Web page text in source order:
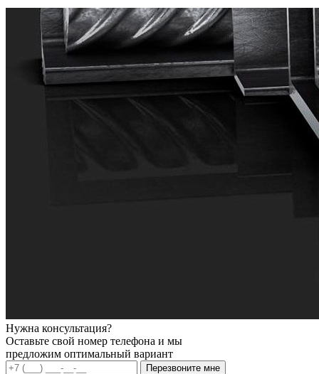
Нужна консультация?
Оставьте свой номер телефона и мы
предложим оптимальный вариант
Перезвоните мне